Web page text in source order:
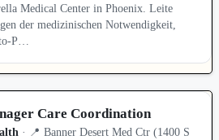
Medical Center in Phoenix. Leite
der medizinischen Notwendigkeit,
P…
Care Coordination
· 📍 Banner Desert Med Ctr (1400 S